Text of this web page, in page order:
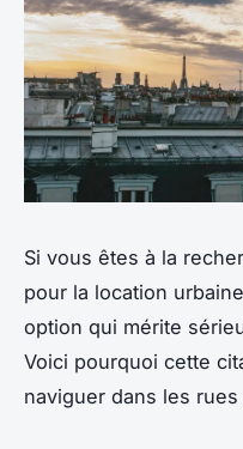
Si vous êtes à la
pour la location
option qui mérite
Voici pourquoi cette
naviguer dans les